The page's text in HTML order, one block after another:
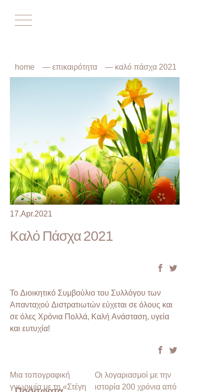
Επικαιρότητα
Ο Σύλλογος
Το Δίστρατο
Ο Δήμος
Ιστορικά
Απόψεις
home —επικαιρότητα — καλό πάσχα 2021
17.Apr.2021
Καλό Πάσχα 2021
Το Διοικητικό Συμβούλιο του Συλλόγου των
Απανταχού Διστρατιωτών εύχεται σε όλους και
σε όλες Χρόνια Πολλά, Καλή Ανάσταση, υγεία
και ευτυχία!
Μια τοπογραφική
γνωριμία με τη «Στέγη
Οι λογαριασμοί με την
ιστορία 200 χρόνια από